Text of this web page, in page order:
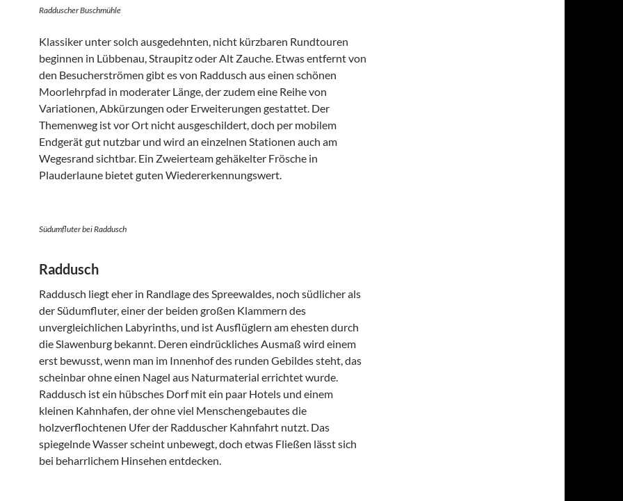
Radduscher Buschmühle
Klassiker unter solch ausgedehnten, nicht kürzbaren Rundtouren
beginnen in Lübbenau, Straupitz oder Alt Zauche. Etwas entfernt von
den Besucherströmen gibt es von Raddusch aus einen schönen
Moorlehrpfad in moderater Länge, der zudem eine Reihe von
Variationen, Abkürzungen oder Erweiterungen gestattet. Der
Themenweg ist vor Ort nicht ausgeschildert, doch per mobilem
Endgerät gut nutzbar und wird an einzelnen Stationen auch am
Wegesrand sichtbar. Ein Zweierteam gehäkelter Frösche in
Plauderlaune bietet guten Wiedererkennungswert.
Südumfluter bei Raddusch
Raddusch
Raddusch liegt eher in Randlage des Spreewaldes, noch südlicher als
der Südumfluter, einer der beiden großen Klammern des
unvergleichlichen Labyrinths, und ist Ausflüglern am ehesten durch
die Slawenburg bekannt. Deren eindrückliches Ausmaß wird einem
erst bewusst, wenn man im Innenhof des runden Gebildes steht, das
scheinbar ohne einen Nagel aus Naturmaterial errichtet wurde.
Raddusch ist ein hübsches Dorf mit ein paar Hotels und einem
kleinen Kahnhafen, der ohne viel Menschengebautes die
holzverflochtenen Ufer der Radduscher Kahnfahrt nutzt. Das
spiegelnde Wasser scheint unbewegt, doch etwas Fließen lässt sich
bei beharrlichem Hinsehen entdecken.